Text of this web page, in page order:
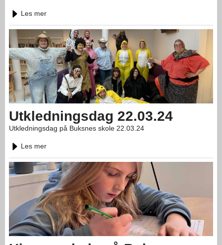
Les mer
Utkledningsdag 22.03.24
Utkledningsdag på Buksnes skole 22.03.24
Les mer